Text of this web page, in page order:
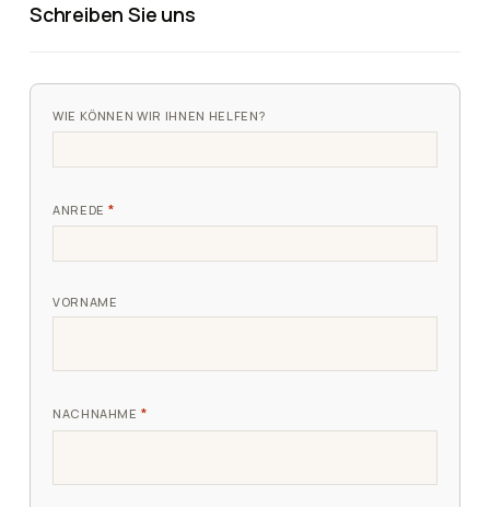
Schreiben Sie uns
WIE KÖNNEN WIR IHNEN HELFEN?
ANREDE *
VORNAME
NACHNAHME *